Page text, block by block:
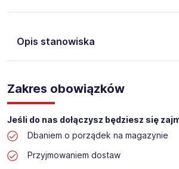
Opis stanowiska
Pośrednictwa Pracy i Doradztwa
Profit jest obecnie jedną z największych
polskich agencji zatrudnienia. W ciągu
działalności daliśmy pracę przeszło 50
w całym kraju. Skutecznie znajdujemy
największych firm, jak również małych
przedsiębiorstw w Polsce. Agencja jest
Zakres obowiązków
Jeśli do nas dołączysz będziesz się
Dbaniem o porządek na magazynie
Przyjmowaniem dostaw